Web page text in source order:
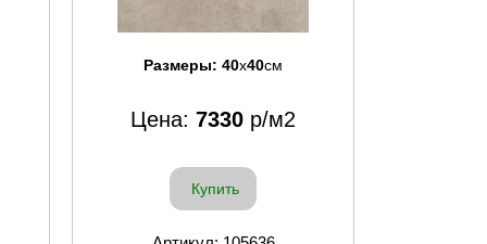
Размеры: 40x40см
Цена: 7330 р/м2
Купить